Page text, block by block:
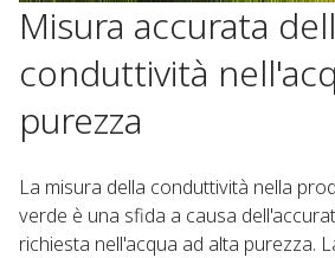
Misura accurata
conduttività
purezza
La misura della conduttività nella
verde è una sfida a causa
richiesta nell'acqua ad alta purezza.